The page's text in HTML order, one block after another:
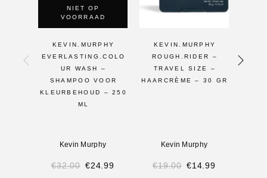
NIET OP
VOORRAAD
KEVIN.MURPHY
EVERLASTING.COLO
UR WASH –
SHAMPOO VOOR
KLEURBEHOUD – 250
ML
Kevin Murphy
€32.00 €24.99
KEVIN.MURPHY
ROUGH.RIDER –
TRAVEL SIZE –
HAARCRÈME – 30 GR
Kevin Murphy
€19.00 €14.99